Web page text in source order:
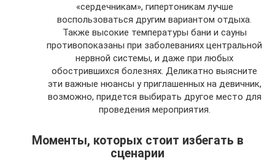
«сердечникам», гипертоникам лучше
воспользоваться другим вариантом отдыха.
Также высокие температуры бани и сауны
противопоказаны при заболеваниях центральной
нервной системы, и даже при любых
обострившихся болезнях. Деликатно выясните
эти важные нюансы у приглашенных на девичник,
возможно, придется выбирать другое место для
проведения мероприятия.
Моменты, которых стоит избегать в
сценарии